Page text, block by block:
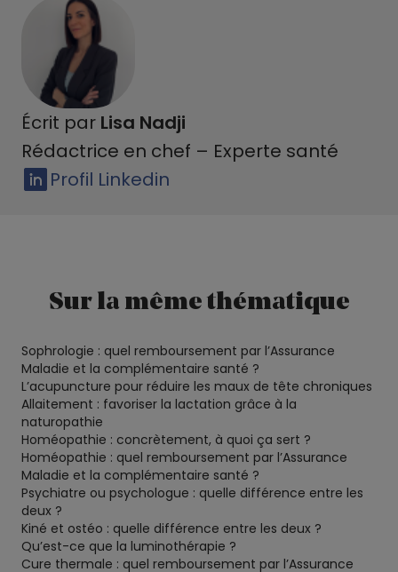
Écrit par Lisa Nadji
Rédactrice en chef – Experte santé
Profil Linkedin
Sur la même thématique
Sophrologie : quel remboursement par l’Assurance
Maladie et la complémentaire santé ?
L’acupuncture pour réduire les maux de tête chroniques
Allaitement : favoriser la lactation grâce à la
naturopathie
Homéopathie : concrètement, à quoi ça sert ?
Homéopathie : quel remboursement par l’Assurance
Maladie et la complémentaire santé ?
Psychiatre ou psychologue : quelle différence entre les
deux ?
Kiné et ostéo : quelle différence entre les deux ?
Qu’est-ce que la luminothérapie ?
Cure thermale : quel remboursement par l’Assurance